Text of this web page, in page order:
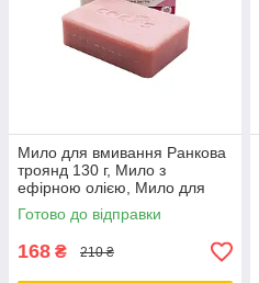
Мило для вмивання Ранкова
троянд 130 г, Мило з
ефірною олією, Мило для
обличчя та тіла натуральне,
Косметичний засіб мило ТМ
Готово до відправки
168 ₴ 210 ₴